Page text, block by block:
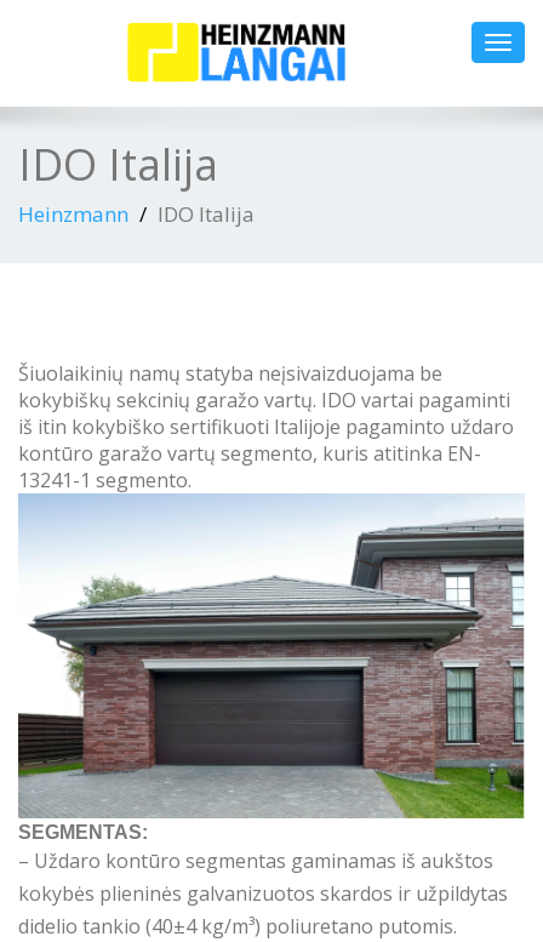
IDO Italija
Heinzmann IDO Italija
Šiuolaikinių namų statyba neįsivaizduojama be
kokybiškų sekcinių garažo vartų. IDO vartai pagaminti
iš itin kokybiško sertifikuoti Italijoje pagaminto uždaro
kontūro garažo vartų segmento, kuris atitinka EN-
13241-1 segmento.
SEGMENTAS:
– Uždaro kontūro segmentas gaminamas iš aukštos
kokybės plieninės galvanizuotos skardos ir užpildytas
didelio tankio (40±4 kg/m³) poliuretano putomis.